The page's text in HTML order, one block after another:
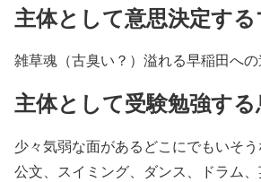
主体として意思決定す
雑草魂（古臭い？）溢れる早稲田への
主体として受験勉強す
少々気弱な面があるどこにでもいそう
公文、スイミング、ダンス、ドラム、